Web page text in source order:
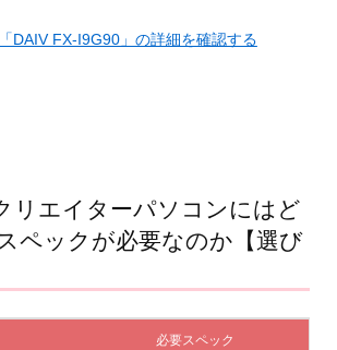
DAIV FX-I9G90」の詳細を確認する
リエイターパソコンにはど
ペックが必要なのか【選び
必要スペック